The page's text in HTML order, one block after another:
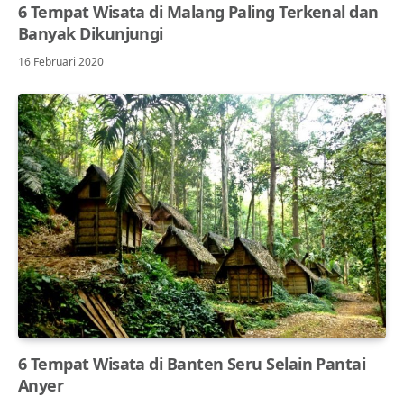
6 Tempat Wisata di Malang Paling Terkenal dan
Banyak Dikunjungi
16 Februari 2020
6 Tempat Wisata di Banten Seru Selain Pantai
Anyer